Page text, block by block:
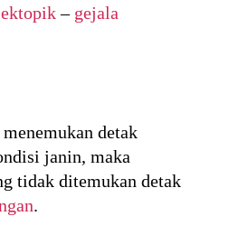
– gejala
detak
janin, maka
tidak ditemukan detak
.